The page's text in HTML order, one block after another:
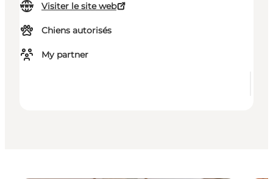
Visiter le site web
Chiens autorisés
My partner